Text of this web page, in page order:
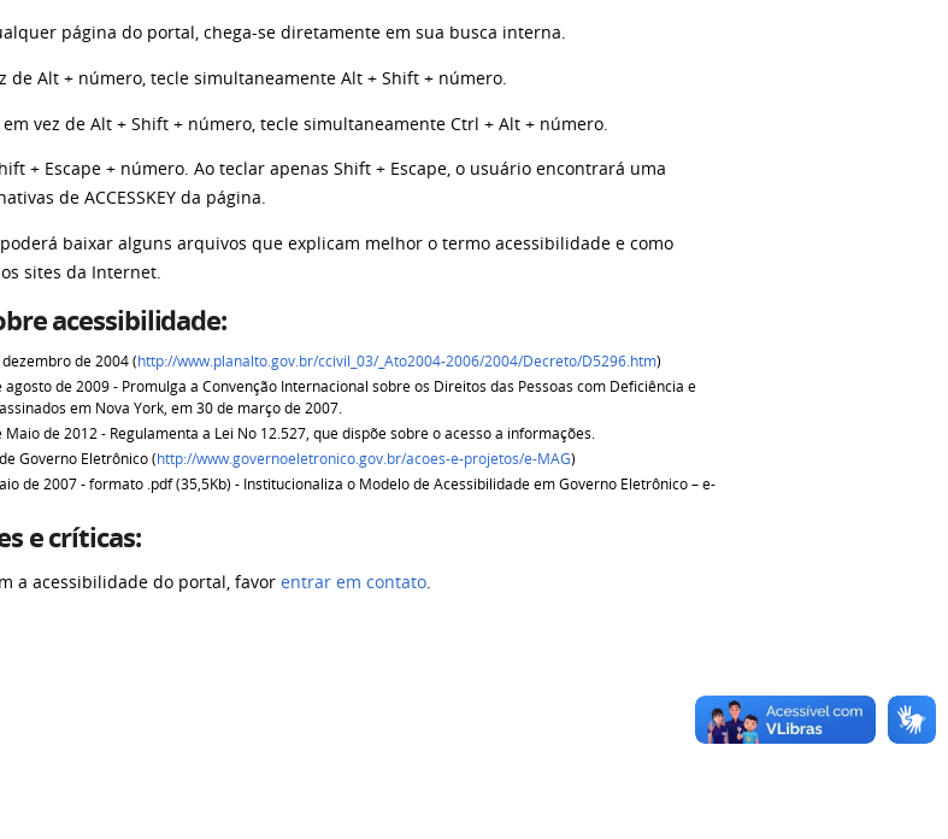
página do portal, chega-se diretamente em sua busca interna.
de Alt + número, tecle simultaneamente Alt + Shift + número.
em vez de Alt + Shift + número, tecle simultaneamente Ctrl + Alt + número.
+ Escape + número. Ao teclar apenas Shift + Escape, o usuário encontrará uma
de ACCESSKEY da página.
baixar alguns arquivos que explicam melhor o termo acessibilidade e como
sites da Internet.
acessibilidade:
de 2004 (http://www.planalto.gov.br/ccivil_03/_Ato2004-2006/2004/Decreto/D5296.htm)
agosto de 2009 - Promulga a Convenção Internacional sobre os Direitos das Pessoas com Deficiência e
em Nova York, em 30 de março de 2007.
Maio de 2012 - Regulamenta a Lei No 12.527, que dispõe sobre o acesso a informações.
Governo Eletrônico (http://www.governoeletronico.gov.br/acoes-e-projetos/e-MAG)
de 2007 - formato .pdf (35,5Kb) - Institucionaliza o Modelo de Acessibilidade em Governo Eletrônico – e-
e críticas:
a acessibilidade do portal, favorentrar em contato.